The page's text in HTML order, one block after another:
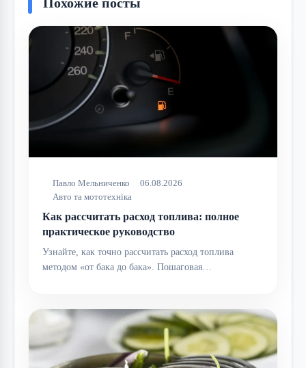
Павло Мельниченко
06.08.2026
Авто та мототехніка
Как рассчитать расход топлива: полное
практическое руководство
Узнайте, как точно рассчитать расход топлива
методом «от бака до бака». Пошаговая…